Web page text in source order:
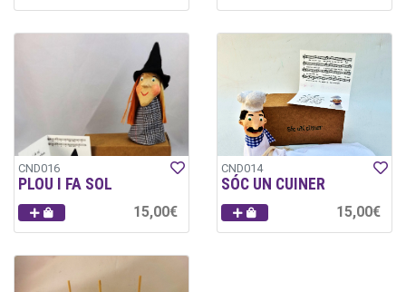
CND016
PLOU I FA SOL
15,00€
CND014
SÓC UN CUINER
15,00€